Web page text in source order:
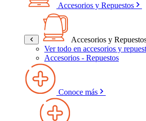
Accesorios y Repuestos
Accesorios y
Ver todo en accesorios y
Accesorios - Repuestos
Conoce más